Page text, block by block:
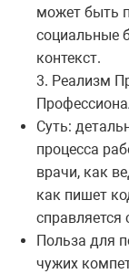
может быть
социальные
контекст.
3. Реализм
Суть:
процесса
врачи, как
как пишет
справляется
Польза для
чужих